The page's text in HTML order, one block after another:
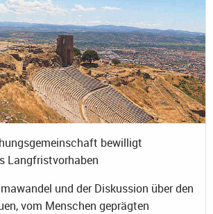
bewilligt
Langfristvorhaben
und der Diskussion über den
vom Menschen geprägten